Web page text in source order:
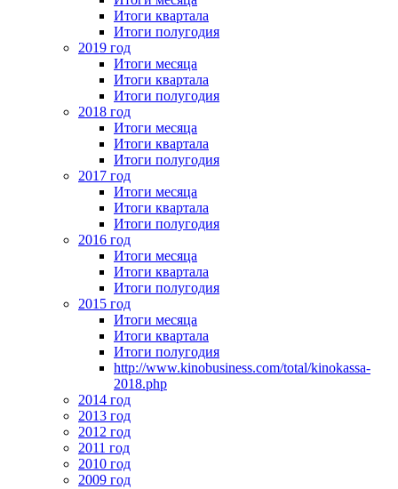
Итоги квартала
Итоги полугодия
2019 год
Итоги месяца
Итоги квартала
Итоги полугодия
2018 год
Итоги месяца
Итоги квартала
Итоги полугодия
2017 год
Итоги месяца
Итоги квартала
Итоги полугодия
2016 год
Итоги месяца
Итоги квартала
Итоги полугодия
2015 год
Итоги месяца
Итоги квартала
Итоги полугодия
http://www.kinobusiness.com/total/kinokassa-
2018.php
2014 год
2013 год
2012 год
2011 год
2010 год
2009 год